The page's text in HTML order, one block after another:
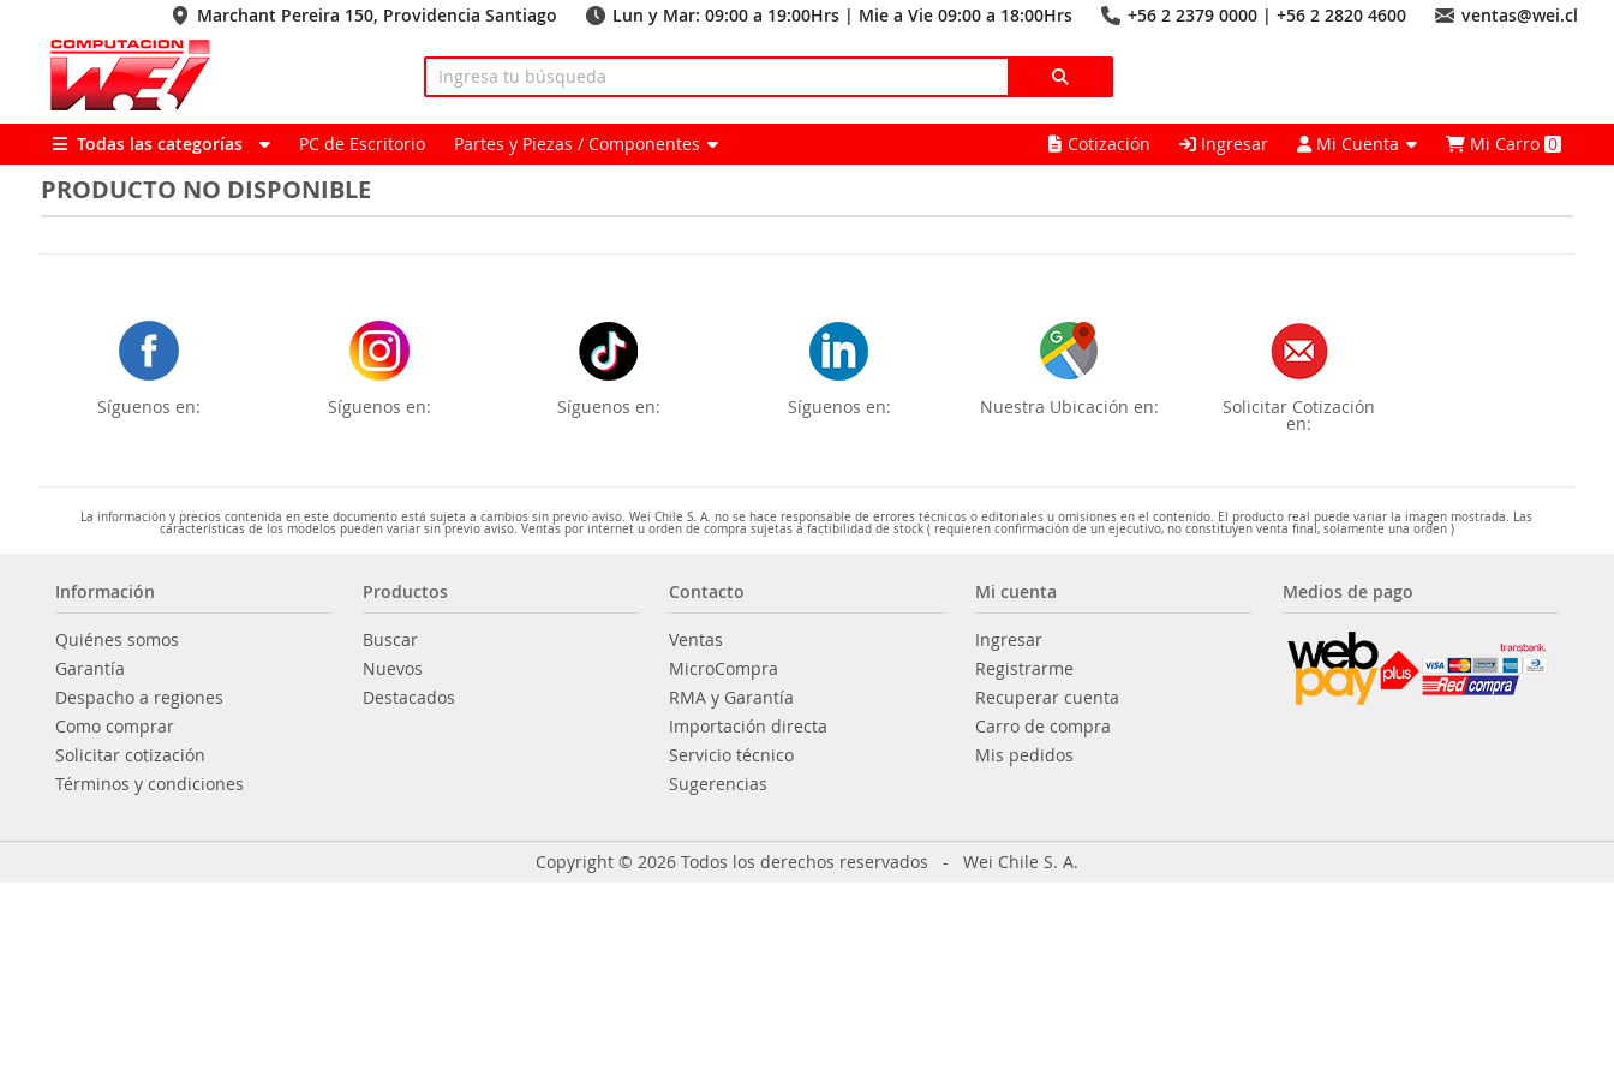
Marchant Pereira 150, Providencia Santiago Lun y Mar: 09:00 a 19:00Hrs | Mie a Vie 09:00 a 18:00Hrs +56 2 2379 0000 | +56 2 2820 4600 ventas@wei.cl
Todas las categorías PC de Escritorio Partes y Piezas / Componentes Cotización Ingresar Mi Cuenta Mi Carro0
PRODUCTO NO DISPONIBLE
Síguenos en: Síguenos en: Síguenos en: Síguenos en: Nuestra Ubicación en: Solicitar Cotización
en:
La información y precios contenida en este documento está sujeta a cambios sin previo aviso. Wei Chile S. A. no se hace responsable de errores técnicos o editoriales u omisiones en el contenido. El producto real puede variar la imagen mostrada. Las
características de los modelos pueden variar sin previo aviso. Ventas por internet u orden de compra sujetas a factibilidad de stock ( requieren confirmación de un ejecutivo, no constituyen venta final, solamente una orden )
Información
Quiénes somos
Garantía
Despacho a regiones
Como comprar
Solicitar cotización
Términos y condiciones
Productos
Buscar
Nuevos
Destacados
Contacto
Ventas
MicroCompra
RMA y Garantía
Importación directa
Servicio técnico
Sugerencias
Mi cuenta
Ingresar
Registrarme
Recuperar cuenta
Carro de compra
Mis pedidos
Medios de pago
Copyright © 2026 Todos los derechos reservados - Wei Chile S. A.